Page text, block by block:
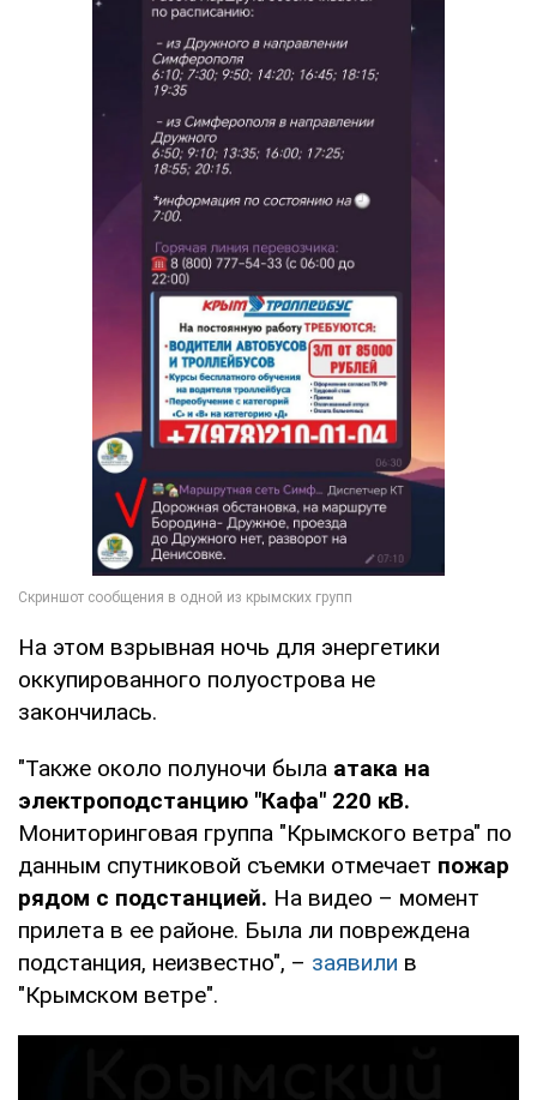
На этом взрывная ночь для энергетики
оккупированного полуострова не
закончилась.
"Также около полуночи была атака на
электроподстанцию "Кафа" 220 кВ.
Мониторинговая группа "Крымского ветра" по
данным спутниковой съемки отмечает пожар
рядом с подстанцией. На видео – момент
прилета в ее районе. Была ли повреждена
подстанция, неизвестно", – заявили в
"Крымском ветре".